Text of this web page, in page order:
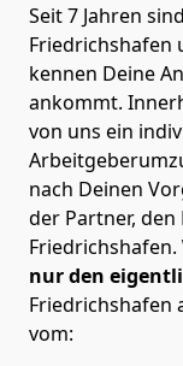
Seit 7 Jahren
Friedrichshafen
kennen Deine
ankommt.
von uns ein
nach Deinen
der Partner,
Friedrichshafen.
nur den
Friedrichshafen
vom: